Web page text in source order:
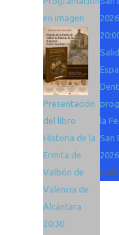
en imagen
Presentación
del libro
Historia de la
Ermita de
Valbón de
Valencia de
Alcántara
20:30
2026
la
San
2026